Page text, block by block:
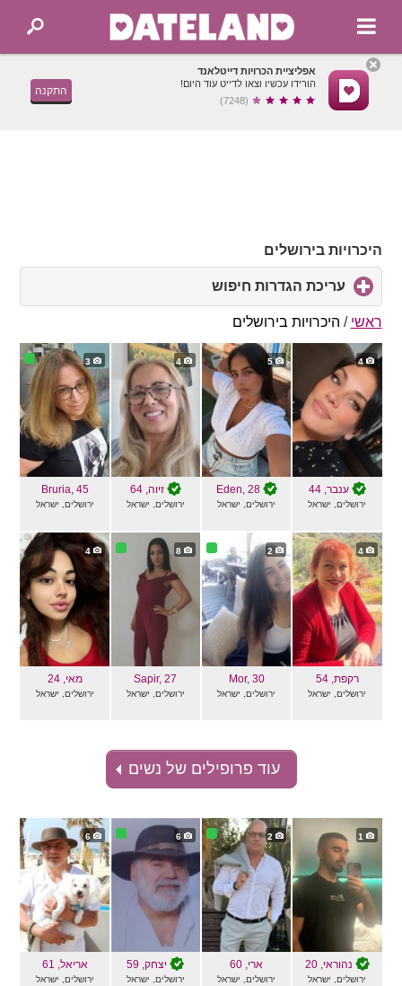
אפליציית הכרויות דייטלאנד
הורידו עכשיו וצאו לדייט עוד היום!
(7248)
התקנה
היכרויות בירושלים
עריכת הגדרות חיפוש
to
contents
ראשי / היכרויות בירושלים
4
ענבר, 44
ירושלים, ישראל
5
Eden, 28
ירושלים, ישראל
4
זיוה, 64
ירושלים, ישראל
3
Bruria, 45
ירושלים, ישראל
4
רקפת, 54
ירושלים, ישראל
2
Mor, 30
ירושלים, ישראל
8
Sapir, 27
ירושלים, ישראל
4
מאי, 24
ירושלים, ישראל
עוד פרופילים של נשים
1
נהוראי, 20
ירושלים, ישראל
2
ארי, 60
ירושלים, ישראל
6
יצחק, 59
ירושלים, ישראל
6
אריאל, 61
ירושלים, ישראל